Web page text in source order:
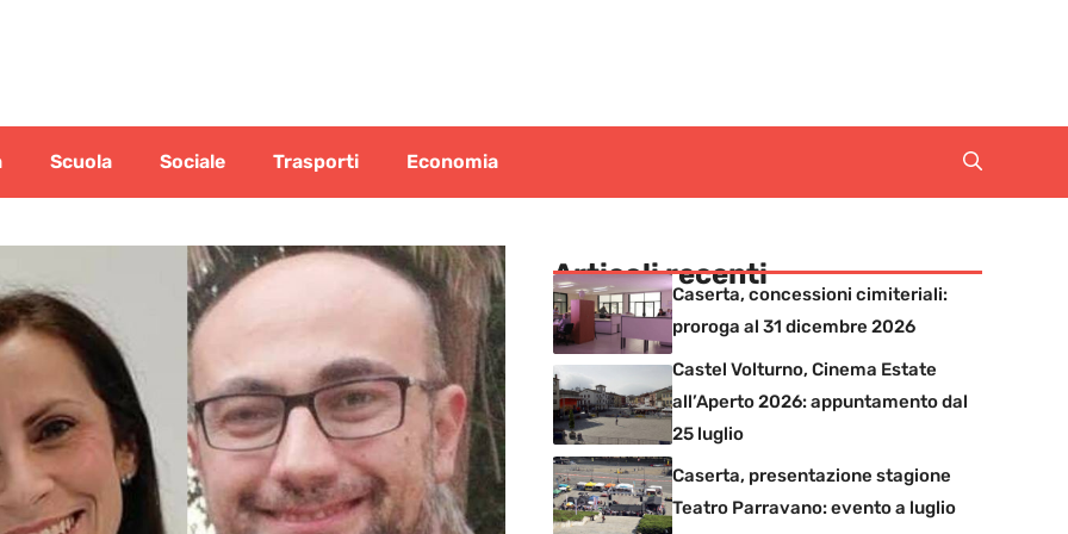
Scuola Sociale Trasporti Economia
Articoli recenti
Caserta, concessioni cimiteriali:
proroga al 31 dicembre 2026
Castel Volturno, Cinema Estate
all’Aperto 2026: appuntamento dal
25 luglio
Caserta, presentazione stagione
Teatro Parravano: evento a luglio